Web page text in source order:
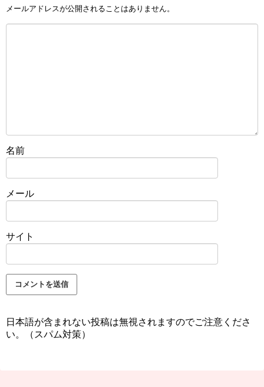
メールアドレスが公開されることはありません。
名前
メール
サイト
日本語が含まれない投稿は無視されますのでご注意くださ
い。（スパム対策）